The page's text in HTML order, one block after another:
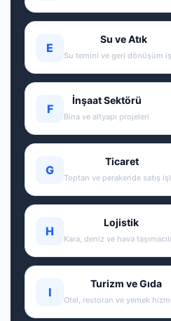
E
Su ve Atık
Su temini ve geri dönüşüm
F
İnşaat Sektörü
Bina ve altyapı projeleri
G
Ticaret
Toptan ve perakende satış
H
Lojistik
Kara, deniz ve hava
I
Turizm ve Gıda
Otel, restoran ve yemek